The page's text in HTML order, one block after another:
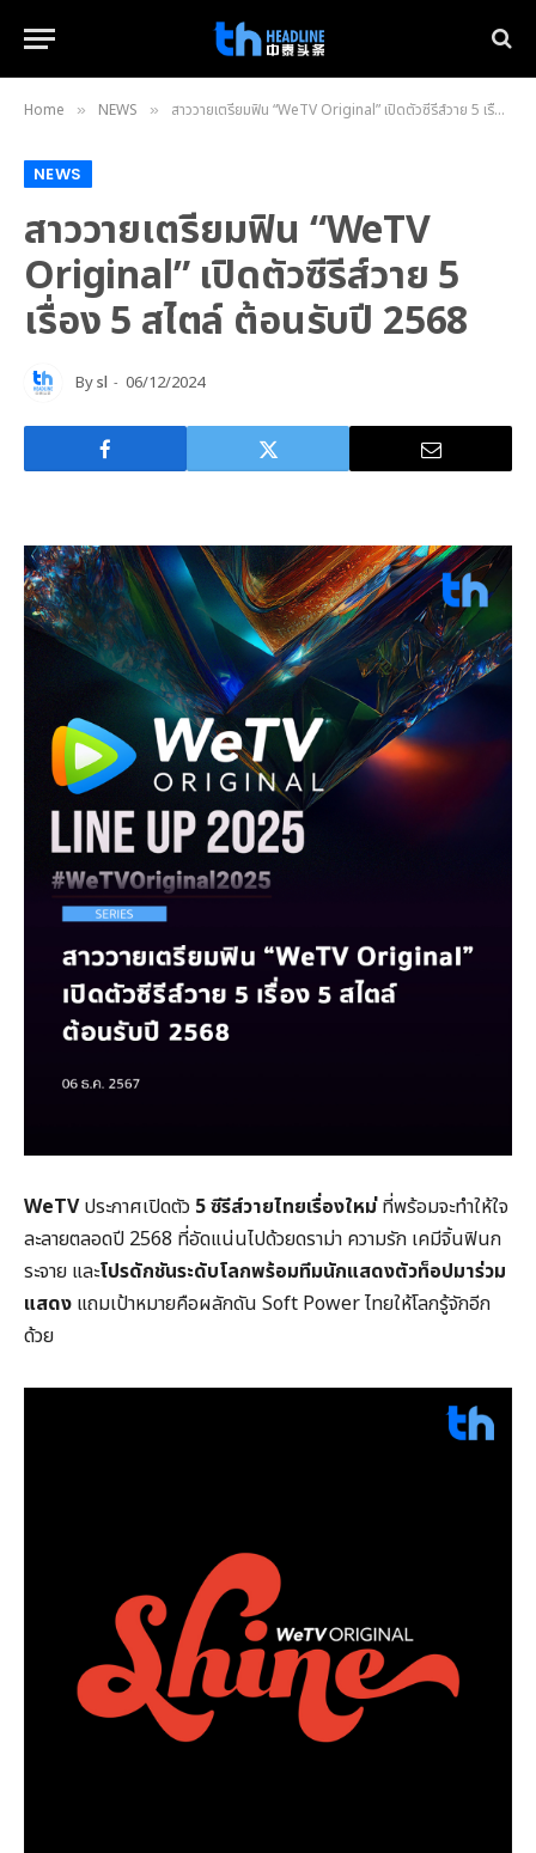
Home » NEWS » สาววายเตรียมฟิน “WeTV Original” เปิดตัวซีรีส์วาย 5 เรื่อง 5 สไตล์ ต้อนรับปี 2568
NEWS
สาววายเตรียมฟิน “WeTV
Original” เปิดตัวซีรีส์วาย 5
เรื่อง 5 สไตล์ ต้อนรับปี 2568
Bysl 06/12/2024
WeTVประกาศเปิดตัว 5 ซีรีส์วายไทยเรื่องใหม่ที่พร้อมจะทำให้ใจ
ละลายตลอดปี 2568 ที่อัดแน่นไปด้วยดราม่า ความรัก เคมีจิ้นฟินก
ระจาย และโปรดักชันระดับโลกพร้อมทีมนักแสดงตัวท็อปมาร่วม
แสดง แถมเป้าหมายคือผลักดัน Soft Power ไทยให้โลกรู้จักอีก
ด้วย